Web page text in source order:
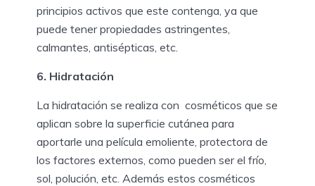
principios activos que este contenga, ya que
puede tener propiedades astringentes,
calmantes, antisépticas, etc.
6. Hidratación
La hidratación se realiza con cosméticos que se
aplican sobre la superficie cutánea para
aportarle una película emoliente, protectora de
los factores externos, como pueden ser el frío,
sol, polución, etc. Además estos cosméticos